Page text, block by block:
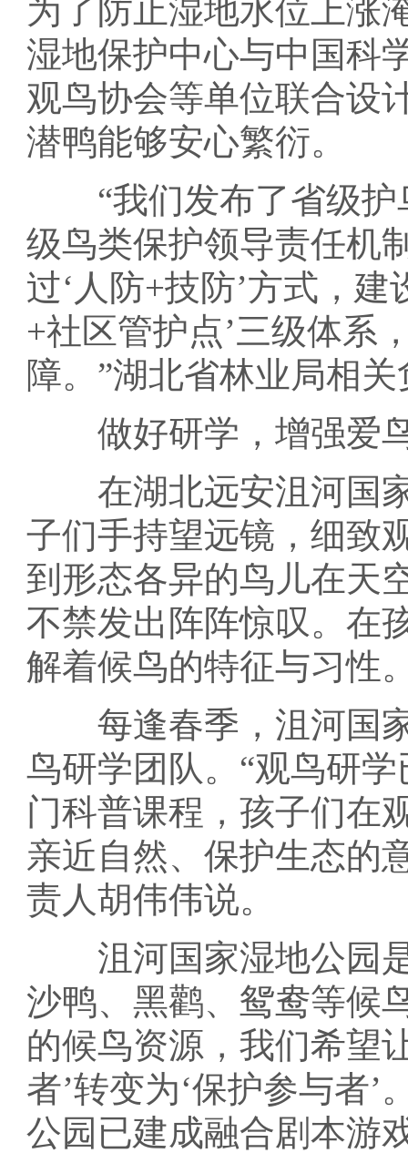
为了防止湿地水位上涨
湿地保护中心与中国科
观鸟协会等单位联合设
潜鸭能够安心繁衍。
“我们发布了省级护
级鸟类保护领导责任机
过‘人防+技防’方式，
+社区管护点’三级体系
障。”湖北省林业局相
做好研学，增强爱
在湖北远安沮河国家
子们手持望远镜，细致
到形态各异的鸟儿在天
不禁发出阵阵惊叹。在
解着候鸟的特征与习性
每逢春季，沮河国家
鸟研学团队。“观鸟研
门科普课程，孩子们在
亲近自然、保护生态的
责人胡伟伟说。
沮河国家湿地公园是
沙鸭、黑鹳、鸳鸯等候
的候鸟资源，我们希望
者’转变为‘保护参与者
公园已建成融合剧本游